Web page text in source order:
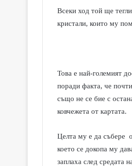
Всеки ход той ще
кристали, които му
Това е най-големият
поради факта, че
също не се бие с
ковчежета от картата.
Целта му е да събере
което се докопа му
заплаха след средата